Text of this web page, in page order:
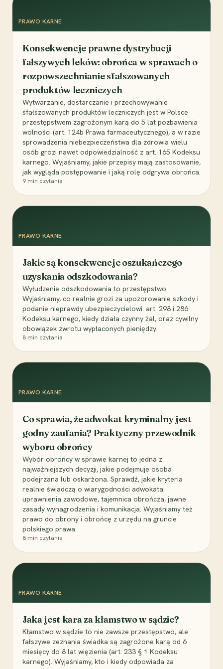
PRAWO KARNE
Konsekwencje prawne dystrybucji
fałszywych leków: obrońca w sprawach o
rozpowszechnianie sfałszowanych
produktów leczniczych
Wytwarzanie, dostarczanie i przechowywanie
sfałszowanych produktów leczniczych jest w Polsce
przestępstwem zagrożonym karą do 5 lat pozbawienia
wolności (art. 124b Prawa farmaceutycznego), a w razie
sprowadzenia niebezpieczeństwa dla zdrowia wielu
osób grozi nawet odpowiedzialność z art. 165 Kodeksu
karnego. Wyjaśniamy, jakie przepisy mają zastosowanie,
jak wygląda postępowanie i jaką rolę odgrywa obrońca.
9 min czytania
PRAWO KARNE
Jakie są konsekwencje oszukańczego
uzyskania odszkodowania?
Wyłudzenie odszkodowania to przestępstwo.
Wyjaśniamy, co realnie grozi za upozorowanie szkody i
podanie nieprawdy ubezpieczycielowi: art. 298 i 286
Kodeksu karnego, kiedy działa czynny żal, oraz cywilny
obowiązek zwrotu wypłaconych pieniędzy.
8 min czytania
PRAWO KARNE
Co sprawia, że adwokat kryminalny jest
godny zaufania? Praktyczny przewodnik
wyboru obrońcy
Wybór obrońcy w sprawie karnej to jedna z
najważniejszych decyzji, jakie podejmuje osoba
podejrzana lub oskarżona. Sprawdź, jakie kryteria
realnie świadczą o wiarygodności adwokata:
uprawnienia zawodowe, tajemnica obrończa, jawne
zasady wynagrodzenia i komunikacja. Wyjaśniamy też
prawo do obrony i obrońcę z urzędu na gruncie
polskiego prawa.
8 min czytania
PRAWO KARNE
Jaka jest kara za kłamstwo w sądzie?
Kłamstwo w sądzie to nie zawsze przestępstwo, ale
fałszywe zeznania świadka są zagrożone karą od 6
miesięcy do 8 lat więzienia (art. 233 § 1 Kodeksu
karnego). Wyjaśniamy, kto i kiedy odpowiada za